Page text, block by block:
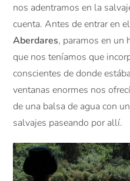
nos adentramos en la
cuenta. Antes de entrar en el
Aberdares, paramos en un
que nos teníamos que
conscientes de donde
ventanas enormes nos
de una balsa de agua con
salvajes paseando por allí.